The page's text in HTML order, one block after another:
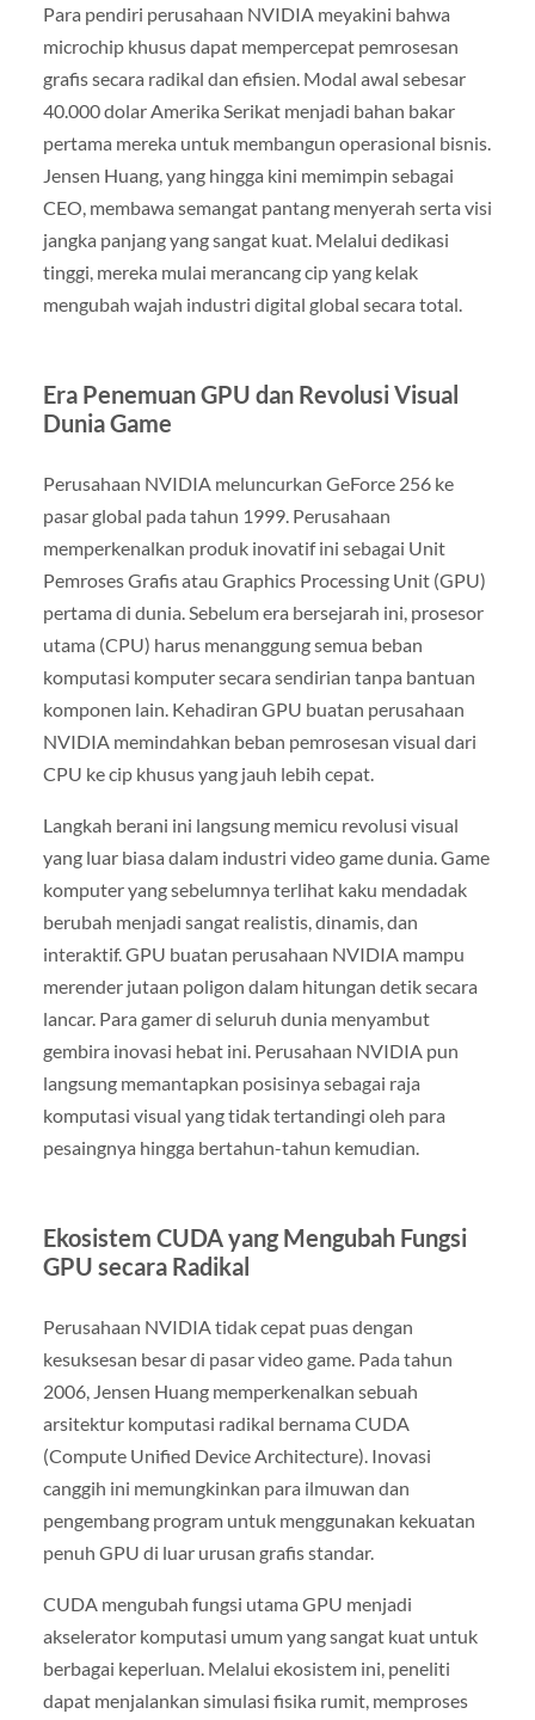
Para pendiri perusahaan NVIDIA meyakini bahwa
microchip khusus dapat mempercepat pemrosesan
grafis secara radikal dan efisien. Modal awal sebesar
40.000 dolar Amerika Serikat menjadi bahan bakar
pertama mereka untuk membangun operasional bisnis.
Jensen Huang, yang hingga kini memimpin sebagai
CEO, membawa semangat pantang menyerah serta visi
jangka panjang yang sangat kuat. Melalui dedikasi
tinggi, mereka mulai merancang cip yang kelak
mengubah wajah industri digital global secara total.
Era Penemuan GPU dan Revolusi Visual
Dunia Game
Perusahaan NVIDIA meluncurkan GeForce 256 ke
pasar global pada tahun 1999. Perusahaan
memperkenalkan produk inovatif ini sebagai Unit
Pemroses Grafis atau Graphics Processing Unit (GPU)
pertama di dunia. Sebelum era bersejarah ini, prosesor
utama (CPU) harus menanggung semua beban
komputasi komputer secara sendirian tanpa bantuan
komponen lain. Kehadiran GPU buatan perusahaan
NVIDIA memindahkan beban pemrosesan visual dari
CPU ke cip khusus yang jauh lebih cepat.
Langkah berani ini langsung memicu revolusi visual
yang luar biasa dalam industri video game dunia. Game
komputer yang sebelumnya terlihat kaku mendadak
berubah menjadi sangat realistis, dinamis, dan
interaktif. GPU buatan perusahaan NVIDIA mampu
merender jutaan poligon dalam hitungan detik secara
lancar. Para gamer di seluruh dunia menyambut
gembira inovasi hebat ini. Perusahaan NVIDIA pun
langsung memantapkan posisinya sebagai raja
komputasi visual yang tidak tertandingi oleh para
pesaingnya hingga bertahun-tahun kemudian.
Ekosistem CUDA yang Mengubah Fungsi
GPU secara Radikal
Perusahaan NVIDIA tidak cepat puas dengan
kesuksesan besar di pasar video game. Pada tahun
2006, Jensen Huang memperkenalkan sebuah
arsitektur komputasi radikal bernama CUDA
(Compute Unified Device Architecture). Inovasi
canggih ini memungkinkan para ilmuwan dan
pengembang program untuk menggunakan kekuatan
penuh GPU di luar urusan grafis standar.
CUDA mengubah fungsi utama GPU menjadi
akselerator komputasi umum yang sangat kuat untuk
berbagai keperluan. Melalui ekosistem ini, peneliti
dapat menjalankan simulasi fisika rumit, memproses